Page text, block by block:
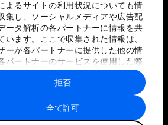
よるサイトの利用状況についても情
集し、ソーシャルメディアや広告配
ータ解析の各パートナーに情報を共
います。ここで収集された情報は、
ーが各パートナーに提供した他の情
パートナーのサービスを使用した際
された情報と組み合わされ、各パー
によって使用されることがありま
全て許可
拒否
シーポリシーと利用規約
サイトマップ